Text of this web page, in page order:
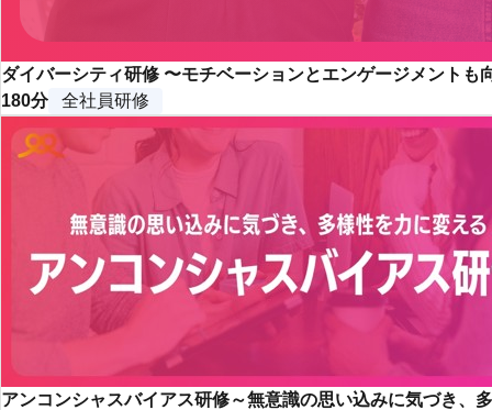
ダイバーシティ研修 〜モチベーションとエンゲージメントも
180分
全社員研修
アンコンシャスバイアス研修～無意識の思い込みに気づき、